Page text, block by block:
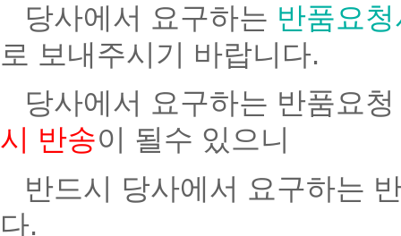
당사에서 요구하는 반품요
로 보내주시기 바랍니다.
당사에서 요구하는 반품요청
시 반송이 될수 있으니
반드시 당사에서 요구하는
다.